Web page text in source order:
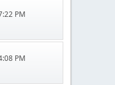
PM
PM